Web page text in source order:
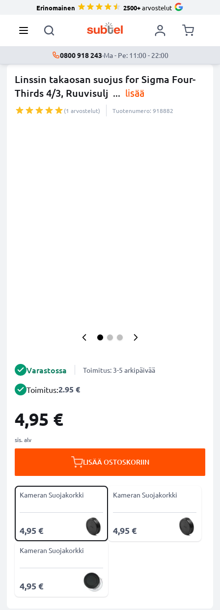
Erinomainen 2500+arvostelut
0800 918 243·Ma - Pe: 11:00 - 22:00
Linssin takaosan suojus for Sigma Four-
Thirds 4/3, Ruuvisulj ... lisää
(1 arvostelut) Tuotenumero: 918882
Varastossa Toimitus: 3-5 arkipäivää
Toimitus:2.95 €
4,95 €
sis. alv
LISÄÄ OSTOSKORIIN
Kameran Suojakorkki
4,95 €
Kameran Suojakorkki
4,95 €
Kameran Suojakorkki
4,95 €